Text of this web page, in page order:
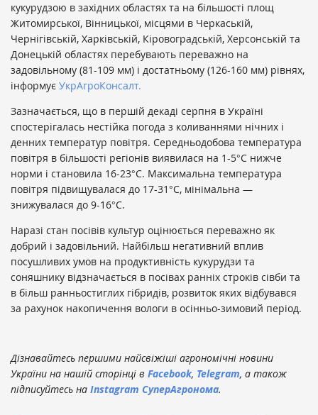
кукурудзою в західних областях та на більшості площ
Житомирської, Вінницької, місцями в Черкаській,
Чернігівській, Харківській, Кіровоградській, Херсонській та
Донецькій областях перебувають переважно на
задовільному (81-109 мм) і достатньому (126-160 мм) рівнях,
інформує УкрАгроКонсалт.
Зазначається, що в першій декаді серпня в Україні
спостерігалась нестійка погода з коливаннями нічних і
денних температур повітря. Середньодобова температура
повітря в більшості регіонів виявилася на 1-5°С нижче
норми і становила 16-23°С. Максимальна температура
повітря підвищувалася до 17-31°С, мінімальна —
знижувалася до 9-16°С.
Наразі стан посівів культур оцінюється переважно як
добрий і задовільний. Найбільш негативний вплив
посушливих умов на продуктивність кукурудзи та
соняшнику відзначається в посівах ранніх строків сівби та
в більш ранньостиглих гібридів, розвиток яких відбувався
за рахунок накопичення вологи в осінньо-зимовий період.
Дізнавайтесь першими найсвіжіші агрономічні новини
України на нашій сторінці в Facebook, Telegram, а також
підписуйтесь на Instagram СуперАгронома.